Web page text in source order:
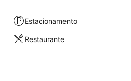
Estacionamento
Restaurante